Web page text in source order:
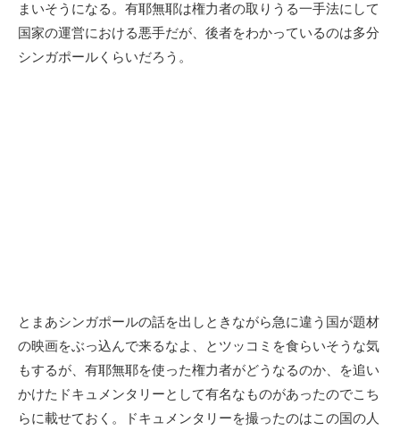
まいそうになる。有耶無耶は権力者の取りうる一手法にして
国家の運営における悪手だが、後者をわかっているのは多分
シンガポールくらいだろう。
とまあシンガポールの話を出しときながら急に違う国が題材
の映画をぶっ込んで来るなよ、とツッコミを食らいそうな気
もするが、有耶無耶を使った権力者がどうなるのか、を追い
かけたドキュメンタリーとして有名なものがあったのでこち
らに載せておく。ドキュメンタリーを撮ったのはこの国の人